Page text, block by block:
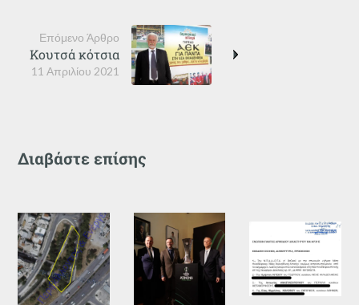
Επόμενο Άρθρο
11 Απριλίου 2021
Κουτσά κότσια
Διαβάστε επίσης